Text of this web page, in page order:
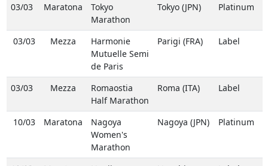
03/03
Maratona
Tokyo
Marathon
Tokyo (JPN) Platinum
03/03 Mezza
Harmonie
Mutuelle Semi
de Paris
Parigi (FRA) Label
03/03 Mezza
Romaostia
Half Marathon
Roma (ITA) Label
10/03 Maratona
Nagoya
Women's
Marathon
Nagoya (JPN) Platinum